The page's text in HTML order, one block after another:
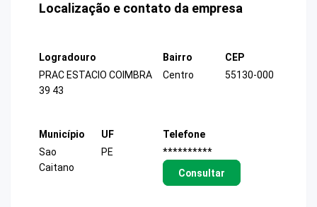
Localização e contato da empresa
Logradouro
PRAC ESTACIO COIMBRA
39 43
Bairro
Centro
CEP
55130-000
Município
Sao
Caitano
UF
PE
Telefone
**********
Consultar